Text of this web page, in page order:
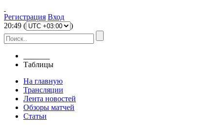
Регистрация Вход
20:49 ( )
Таблицы
На главную
Трансляции
Лента новостей
Обзоры матчей
Статьи